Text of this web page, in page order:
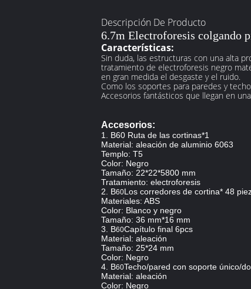
Descripción De Producto
6.7m Electroforesis colgando
Características:
Sin duda, las estructuras con una alta
tratamiento de electroforesis negro
en gran medida el desgaste y el ruido.
Como los soportes para paredes y
Accesorios fantásticos que llegan en
Accesorios:
1. B60 Ruta de las cortinas*1
Material: aleación de aluminio 6063
Templo: T5
Color: Negro
Tamaño: 22*22*5800 mm
Tratamiento: electroforesis
2. B60Los corredores de cortina* 48
Materiales: ABS
Color: Blanco y negro
Tamaño: 36 mm*16 mm
3. B60Capítulo final 6pcs
Material: aleación
Tamaño: 25*24 mm
Color: Negro
4. B60Techo/pared con soporte único/
Material: aleación
Color: Negro